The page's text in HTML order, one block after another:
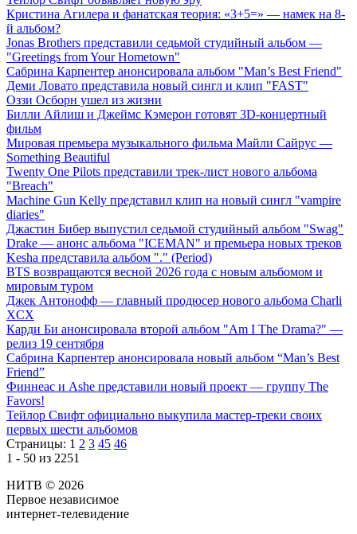
Кристина Агилера и фанатская теория: «3+5=» — намек на 8-
й альбом?
Jonas Brothers представили седьмой студийный альбом —
"Greetings from Your Hometown"
Сабрина Карпентер анонсировала альбом "Man’s Best Friend"
Деми Ловато представила новый сингл и клип "FAST"
Оззи Осборн ушел из жизни
Билли Айлиш и Джеймс Кэмерон готовят 3D-концертный
фильм
Мировая премьера музыкального фильма Майли Сайрус —
Something Beautiful
Twenty One Pilots представили трек-лист нового альбома
"Breach"
Machine Gun Kelly представил клип на новый сингл "vampire
diaries"
Джастин Бибер выпустил седьмой студийный альбом "Swag"
Drake — анонс альбома "ICEMAN" и премьера новых треков
Kesha представила альбом "." (Period)
BTS возвращаются весной 2026 года с новым альбомом и
мировым туром
Джек Антонофф — главный продюсер нового альбома Charli
XCX
Карди Би анонсировала второй альбом "Am I The Drama?" —
релиз 19 сентября
Сабрина Карпентер анонсировала новый альбом “Man’s Best
Friend”
Финнеас и Ashe представили новый проект — группу The
Favors!
Тейлор Свифт официально выкупила мастер-треки своих
первых шести альбомов
Страницы: 1 2 3 45 46
1 - 50 из 2251
НИТВ © 2026
Первое независимое
интернет-телевидение